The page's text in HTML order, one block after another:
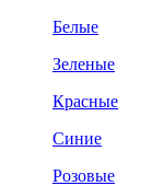
Белые
Зеленые
Красные
Синие
Розовые